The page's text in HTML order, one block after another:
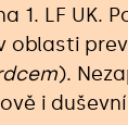
1. LF UK.
oblasti
).
i